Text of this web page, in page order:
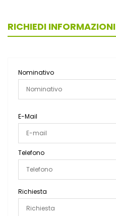
RICHIEDI INFORMAZIONI
Nominativo
E-Mail
Telefono
Richiesta